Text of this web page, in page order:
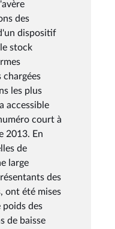
des
dispositif
stock
les plus
accessible
court à
2013. En
de
large
des
ont été mises
poids des
de baisse